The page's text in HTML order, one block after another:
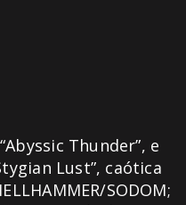
Thunder”, e
Lust”, caótica
SODOM;